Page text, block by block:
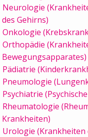
Neurologie
des Gehirns)
Onkologie
Orthopädie
Bewegungsapparates)
Pädiatrie
Pneumologie
Psychiatrie
Rheumatologie
Krankheiten)
Urologie